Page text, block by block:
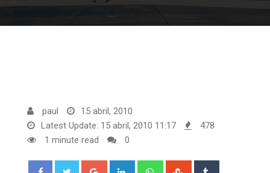
paul
15 abril, 2010
Latest Update: 15 abril, 2010 11:17
478
1 minute read
0
Google+ LinkedIn WhatsappStumbleUpon